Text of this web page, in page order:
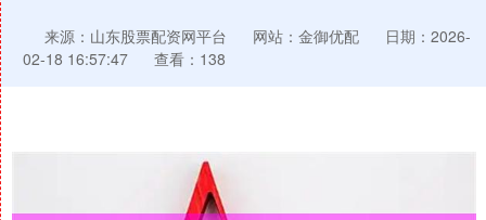
来源：山东股票配资网平台 网站：金御优配
日期：2026-
02-18 16:57:47
查看：138